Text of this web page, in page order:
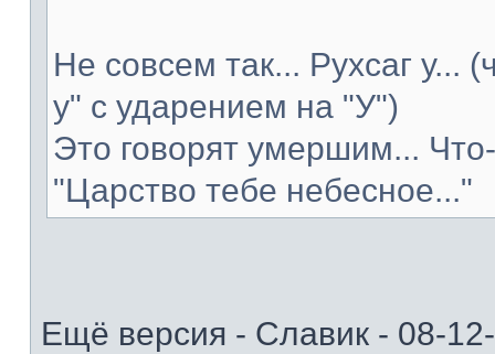
Не совсем так... Рухсаг у...
у" с ударением на "У")
Это говорят умершим...
"Царство тебе небесное..."
Ещё версия - Славик - 08-